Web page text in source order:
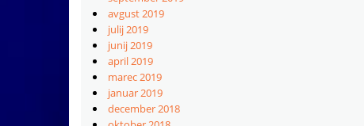
avgust 2019
julij 2019
junij 2019
april 2019
marec 2019
januar 2019
december 2018